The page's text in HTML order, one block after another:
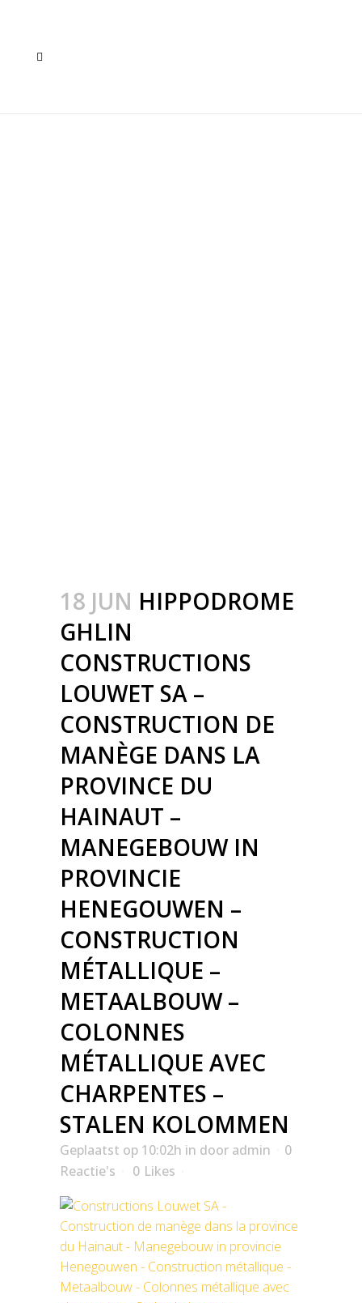
18 JUN HIPPODROME
GHLIN
CONSTRUCTIONS
LOUWET SA –
CONSTRUCTION DE
MANÈGE DANS LA
PROVINCE DU
HAINAUT –
MANEGEBOUW IN
PROVINCIE
HENEGOUWEN –
CONSTRUCTION
MÉTALLIQUE –
METAALBOUW –
COLONNES
MÉTALLIQUE AVEC
CHARPENTES –
STALEN KOLOMMEN
Geplaatst op 10:02h in door admin
0
Reactie's
0 Likes